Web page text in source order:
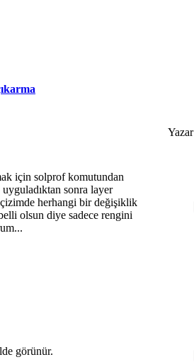
Yazar
için solprof komutundan
sonra layer
herhangi bir değişiklik
olsun diye sadece rengini
görünür.